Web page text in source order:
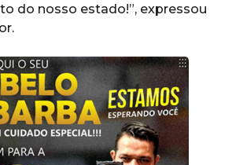
do nosso estado!”, expressou